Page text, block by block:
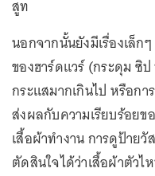
สูท
นอกจากนั้นยังมีเรื่องเล็
ของฮาร์ดแวร์ (กระดุม ซิ
กระแสมากเกินไป หรือก
ส่งผลกับความเรียบร้อยข
เสื้อผ้าทำงาน การดูป้ายวั
ตัดสินใจได้ว่าเสื้อผ้าตัวไ